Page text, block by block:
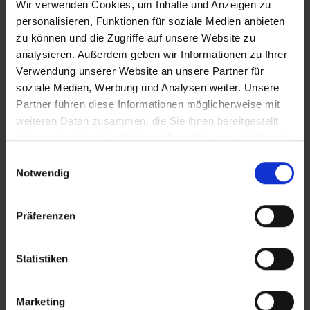
Wir verwenden Cookies, um Inhalte und Anzeigen zu
personalisieren, Funktionen für soziale Medien anbieten
zu können und die Zugriffe auf unsere Website zu
analysieren. Außerdem geben wir Informationen zu Ihrer
Verwendung unserer Website an unsere Partner für
soziale Medien, Werbung und Analysen weiter. Unsere
Partner führen diese Informationen möglicherweise mit
weiteren Daten zusammen, die Sie ihnen bereitgestellt
Notwendig
Präferenzen
Statistiken
Marketing
Wichtige Hinweise
Achtung: Bei dieser Buchung ist kein Transfer
inkludiert.
Bequem und günstig zu Ihrem Hotel? Buchen
Sie Ihren Urlaubstransfer in Ihrem Reisebüro
Touristensteuer (Ecotasa) erhoben wird.
Schlüsselkategorie abhängig und wird pro
Nacht und pro Person zzgl. MwSt. (10%)
3,5* -4* Hotel= 3 EUR/Nacht